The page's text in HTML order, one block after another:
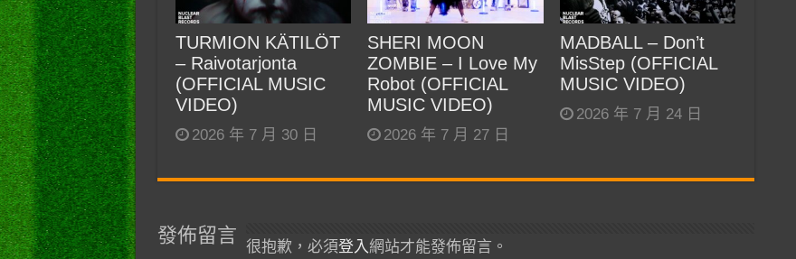
TURMION KÄTILÖT
– Raivotarjonta
(OFFICIAL MUSIC
VIDEO)
2026 年 7 月 30 日
SHERI MOON
ZOMBIE – I Love My
Robot (OFFICIAL
MUSIC VIDEO)
2026 年 7 月 27 日
MADBALL – Don’t
MisStep (OFFICIAL
MUSIC VIDEO)
2026 年 7 月 24 日
發佈留言
很抱歉，必須登入網站才能發佈留言。